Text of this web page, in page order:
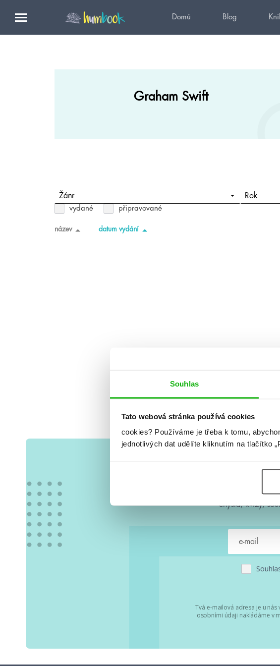
Souhlas
Tato webová stránka používá cookies
cookies? Používáme je třeba k tomu,
jednotlivých dat udělíte kliknutím na tlačítko
Domů Blog
Graham Swift
Žánr Rok
vydané připravované
název datum vydání
Vše kolem
chystá, kvízy,
Tvá e-mailová adresa je u nás
osobními údaji nakládáme v